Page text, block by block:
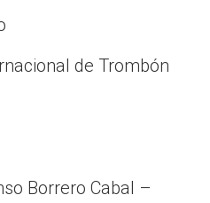
de Trombón
Borrero Cabal –